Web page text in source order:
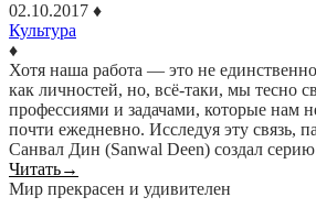
02.10.2017 ♦
Культура
♦
Хотя наша работа — это не
как личностей, но, всё-таки, мы тесно
профессиями и задачами, которые нам
почти ежедневно. Исследуя эту связь,
Санвал Дин (Sanwal Deen) создал
Читать→
Мир прекрасен и удивителен